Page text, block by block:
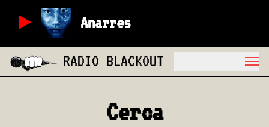
Anarres
RADIO BLACKOUT
Cerca